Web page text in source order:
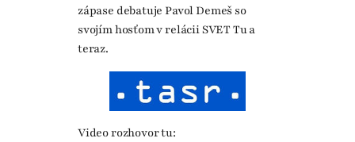
zápase debatuje Pavol Demeš so
svojím hosťom v relácii SVET Tu a
teraz.
Video rozhovor tu: